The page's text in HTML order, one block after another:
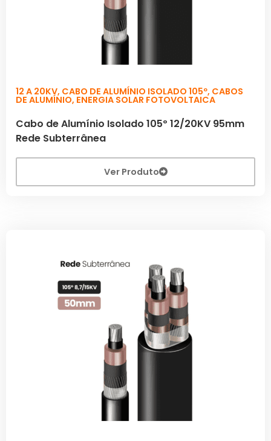
12 A 20KV, CABO DE ALUMÍNIO ISOLADO 105º, CABOS
DE ALUMÍNIO, ENERGIA SOLAR FOTOVOLTAICA
Cabo de Alumínio Isolado 105º 12/20KV 95mm
Rede Subterrânea
Ver Produto